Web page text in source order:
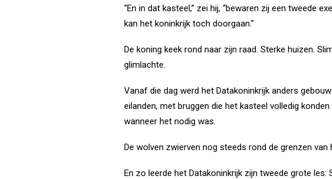
“En in dat kasteel,” zei hij, “bewaren zij een tweede
kan het koninkrijk toch doorgaan.”
De koning keek rond naar zijn raad. Sterke huizen.
glimlachte.
Vanaf die dag werd het Datakoninkrijk anders
eilanden, met bruggen die het kasteel volledig
wanneer het nodig was.
De wolven zwierven nog steeds rond de grenzen
En zo leerde het Datakoninkrijk zijn tweede grote